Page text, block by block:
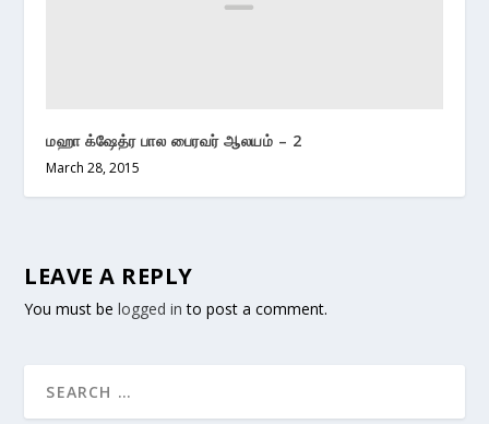
மஹா க்ஷேத்ர பால பைரவர் ஆலயம் – 2
March 28, 2015
LEAVE A REPLY
You must belogged in to post a comment.